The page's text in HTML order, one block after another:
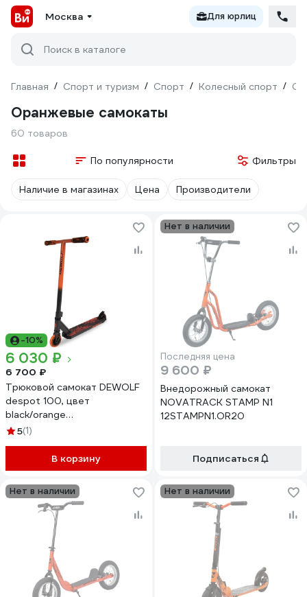
Москва Для юрлиц
Поиск в каталоге
Главная / Спорт и туризм / Спорт / Колесный спорт /
Оранжевые самокаты
60 товаров
По популярности Фильтры
Наличие в магазинах Цена Производители
-10%
6 030 ₽
6 700 ₽
Трюковой самокат DEWOLF
despot 100, цвет
black/orange
DWST25100100O
5(1)
В корзину
Нет в наличии
Последняя цена
9 600 ₽
Внедорожный самокат
NOVATRACK STAMP N1
12STAMPN1.OR20
Подписаться
Нет в наличии Нет в наличии